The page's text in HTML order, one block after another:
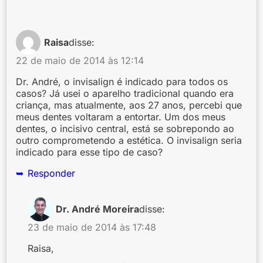
Raisadisse:
22 de maio de 2014 às 12:14
Dr. André, o invisalign é indicado para todos os
casos? Já usei o aparelho tradicional quando era
criança, mas atualmente, aos 27 anos, percebi que
meus dentes voltaram a entortar. Um dos meus
dentes, o incisivo central, está se sobrepondo ao
outro comprometendo a estética. O invisalign seria
indicado para esse tipo de caso?
Responder
Dr. André Moreiradisse:
23 de maio de 2014 às 17:48
Raisa,